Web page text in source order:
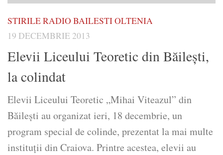
STIRILE RADIO BAILESTI OLTENIA
19 DECEMBRIE 2013
Elevii Liceului Teoretic din Băileşti,
la colindat
Elevii Liceului Teoretic „Mihai Viteazul” din
Băileşti au organizat ieri, 18 decembrie, un
program special de colinde, prezentat la mai multe
instituţii din Craiova. Printre acestea, elevii au